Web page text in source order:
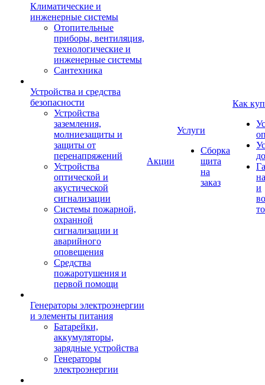
Климатические и
инженерные системы
Отопительные
приборы, вентиляция,
технологические и
инженерные системы
Сантехника
Устройства и средства
безопасности
Устройства
заземления,
молниезащиты и
защиты от
перенапряжений
Устройства
оптической и
акустической
сигнализации
Системы пожарной,
охранной
сигнализации и
аварийного
оповещения
Средства
пожаротушения и
первой помощи
Генераторы электроэнергии
и элементы питания
Батарейки,
аккумуляторы,
зарядные устройства
Генераторы
электроэнергии
Акции
Услуги
Сборка
щита
на
заказ
Как
и